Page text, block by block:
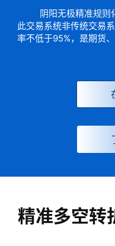
阴阳无极精准规则
此交易系统非传统交易
率不低于95%，是期货
精准多空转